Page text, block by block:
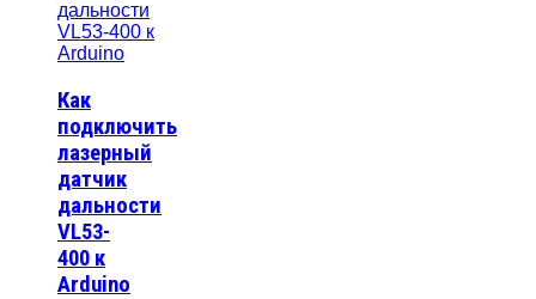
Как
подключить
лазерный
датчик
дальности
VL53-
400 к
Arduino